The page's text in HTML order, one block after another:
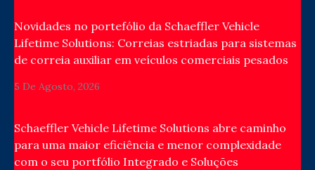
Novidades no portefólio da Schaeffler Vehicle
Lifetime Solutions: Correias estriadas para sistemas
de correia auxiliar em veículos comerciais pesados
5 De Agosto, 2026
Schaeffler Vehicle Lifetime Solutions abre caminho
para uma maior eficiência e menor complexidade
com o seu portfólio Integrado e Soluções